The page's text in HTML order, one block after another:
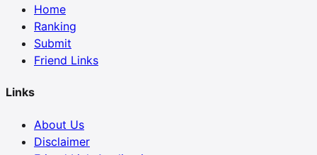
Home
Ranking
Submit
Friend Links
Links
About Us
Disclaimer